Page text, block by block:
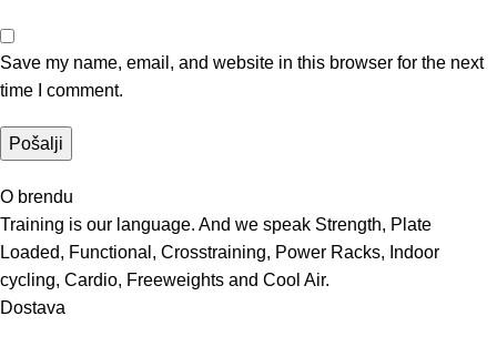
Save my name, email, and website in this browser for the next
time I comment.
O brendu
Training is our language. And we speak Strength, Plate
Loaded, Functional, Crosstraining, Power Racks, Indoor
cycling, Cardio, Freeweights and Cool Air.
Dostava